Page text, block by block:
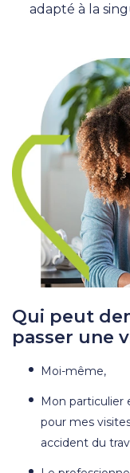
adapté à la
Qui peut
passer une
Moi-même,
Mon particulier
pour mes
accident du